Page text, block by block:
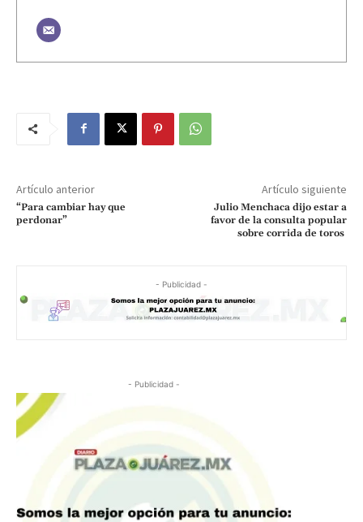
Artículo anterior
“Para cambiar hay que
perdonar”
Artículo siguiente
Julio Menchaca dijo estar a
favor de la consulta popular
sobre corrida de toros
- Publicidad -
- Publicidad -